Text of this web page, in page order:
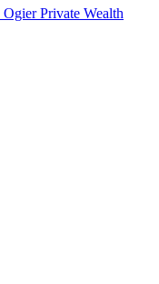
Ogier Private Wealth